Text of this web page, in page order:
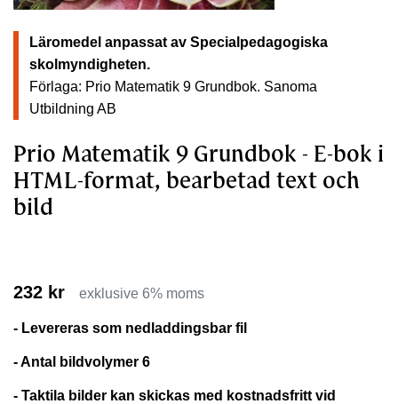
Läromedel anpassat av Specialpedagogiska
skolmyndigheten.
Förlaga: Prio Matematik 9 Grundbok. Sanoma
Utbildning AB
Prio Matematik 9 Grundbok - E-bok i
HTML-format, bearbetad text och
bild
232 kr exklusive 6% moms
- Levereras som nedladdingsbar fil
- Antal bildvolymer 6
- Taktila bilder kan skickas med kostnadsfritt vid